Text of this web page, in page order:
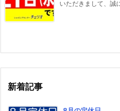
いただきまして、誠
新着記事